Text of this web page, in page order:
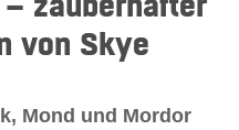
– zauberhafter
von Skye
Mond und Mordor